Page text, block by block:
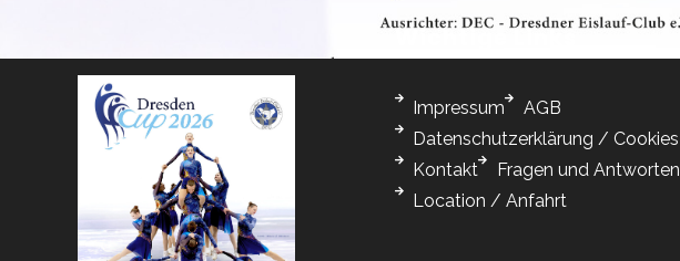
Wichtige Links
Impressum
AGB
Datenschutzerklärung / Cookies
Kontakt
Fragen und Antworten
Location / Anfahrt